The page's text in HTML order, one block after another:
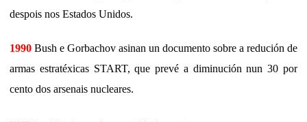
despois nos Estados Unidos.
1990 Bush e Gorbachov asinan un documento sobre a redución de
armas estratéxicas START, que prevé a diminución nun 30 por
cento dos arsenais nucleares.